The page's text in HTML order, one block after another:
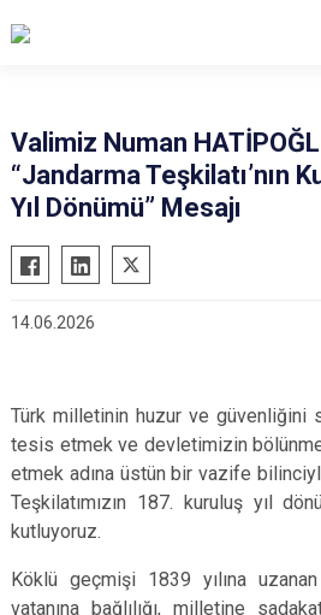
Valimiz Numan
“Jandarma Teşkilatı’nın
Yıl Dönümü” Mesajı
14.06.2026
Türk milletinin huzur ve güvenliğini
tesis etmek ve devletimizin
etmek adına üstün bir vazife
Teşkilatımızın 187. kuruluş yıl
kutluyoruz.
Köklü geçmişi 1839 yılına uzanan
vatanına bağlılığı, milletine